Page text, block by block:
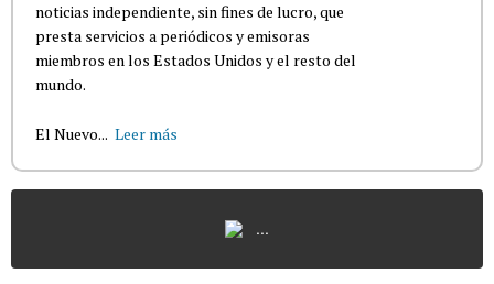
noticias independiente, sin fines de lucro, que
presta servicios a periódicos y emisoras
miembros en los Estados Unidos y el resto del
mundo.
El Nuevo... Leer más
...